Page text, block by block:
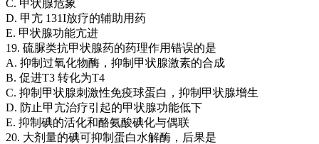
C. 甲状腺危象
D. 甲亢 131I放疗的辅助用药
E. 甲状腺功能亢进
19. 硫脲类抗甲状腺药的药理作用错误的是
A. 抑制过氧化物酶，抑制甲状腺激素的合成
B. 促进T3 转化为T4
C. 抑制甲状腺刺激性免疫球蛋白，抑制甲状腺增生
D. 防止甲亢治疗引起的甲状腺功能低下
E. 抑制碘的活化和酪氨酸碘化与偶联
20. 大剂量的碘可抑制蛋白水解酶，后果是